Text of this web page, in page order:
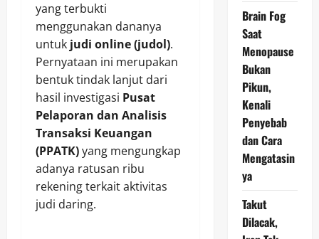
yang terbukti
menggunakan dananya
untuk judi online (judol).
Pernyataan ini merupakan
bentuk tindak lanjut dari
hasil investigasi Pusat
Pelaporan dan Analisis
Transaksi Keuangan
(PPATK)yang mengungkap
adanya ratusan ribu
rekening terkait aktivitas
judi daring.
Brain Fog
Saat
Menopause
Bukan
Pikun,
Kenali
Penyebab
dan Cara
Mengatasin
ya
Takut
Dilacak,